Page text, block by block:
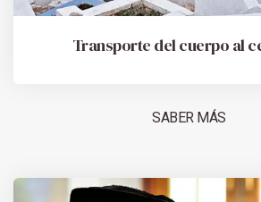
Transporte del cuerpo al
SABER MÁS